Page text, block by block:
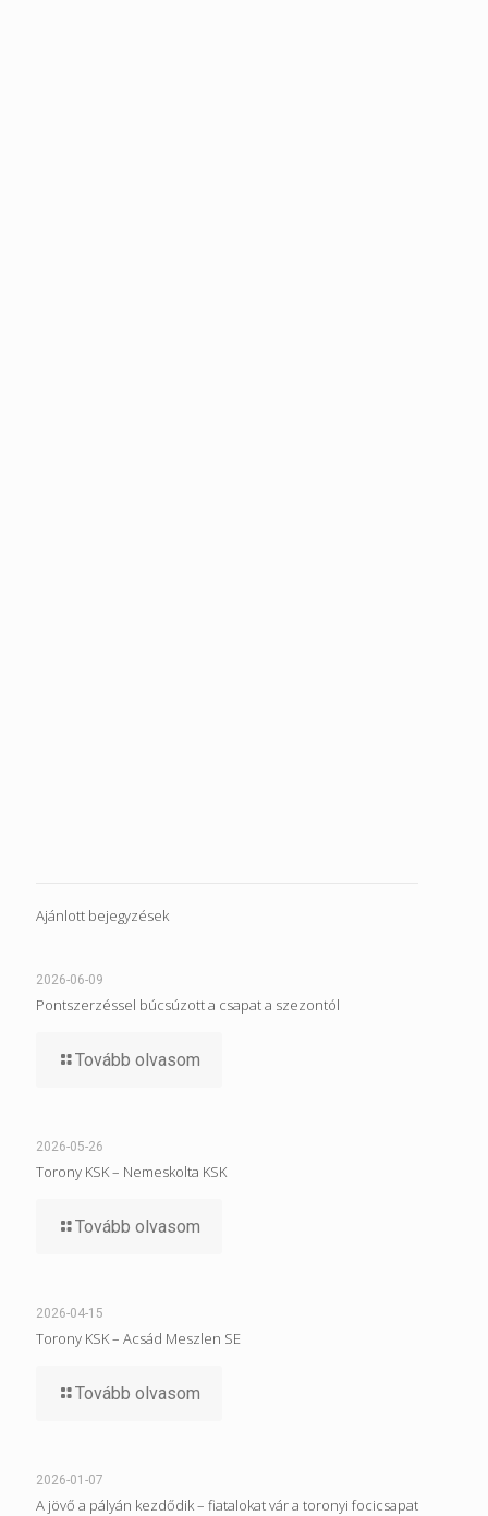
Ajánlott bejegyzések
2026-06-09
Pontszerzéssel búcsúzott a csapat a szezontól
Tovább olvasom
2026-05-26
Torony KSK – Nemeskolta KSK
Tovább olvasom
2026-04-15
Torony KSK – Acsád Meszlen SE
Tovább olvasom
2026-01-07
A jövő a pályán kezdődik – fiatalokat vár a toronyi focicsapat